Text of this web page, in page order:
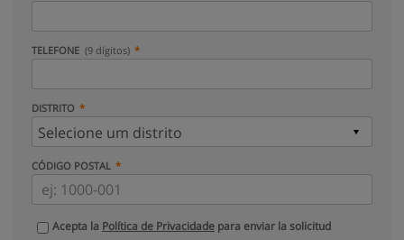
TELEFONE (9 dígitos)
DISTRITO
CÓDIGO POSTAL
Acepta la Política de Privacidade para enviar la solicitud